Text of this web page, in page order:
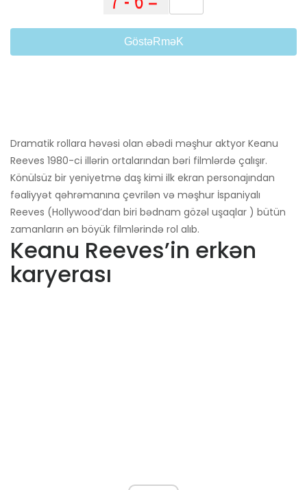
GöstəRməK
Dramatik rollara həvəsi olan əbədi məşhur aktyor Keanu
Reeves 1980-ci illərin ortalarından bəri filmlərdə çalışır.
Könülsüz bir yeniyetmə daş kimi ilk ekran personajından
fəaliyyət qəhrəmanına çevrilən və məşhur İspaniyalı
Reeves (Hollywood’dan biri bədnam gözəl uşaqlar ) bütün
zamanların ən böyük filmlərində rol alıb.
Keanu Reeves’in erkən
karyerası